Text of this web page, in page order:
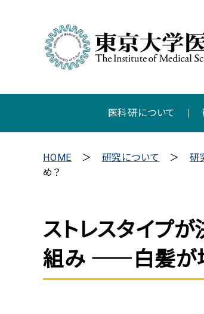
医科研について
HOME 研究について 研
め？ ――
ストレスタイプ
組み ――白髪が